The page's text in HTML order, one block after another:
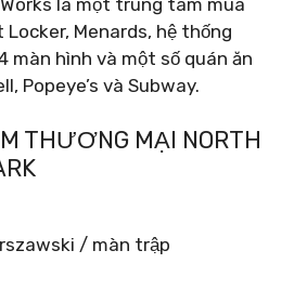
Locker, Menards, hệ thống
màn hình và một số quán ăn
Popeye’s và Subway.
THƯƠNG MẠI NORTH
/ màn trập